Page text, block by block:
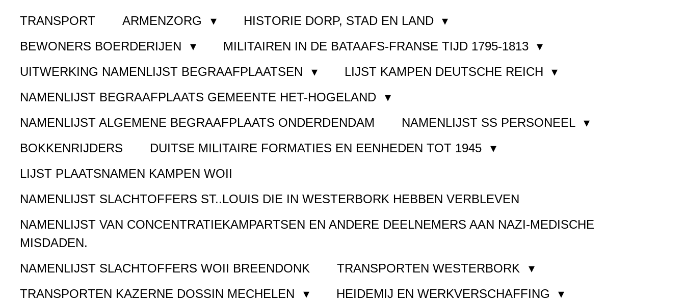
TRANSPORT
ARMENZORG
HISTORIE DORP, STAD EN LAND
BEWONERS BOERDERIJEN
MILITAIREN IN DE BATAAFS-FRANSE TIJD 1795-1813
UITWERKING NAMENLIJST BEGRAAFPLAATSEN
LIJST KAMPEN DEUTSCHE REICH
NAMENLIJST BEGRAAFPLAATS GEMEENTE HET-HOGELAND
NAMENLIJST ALGEMENE BEGRAAFPLAATS ONDERDENDAM
NAMENLIJST SS PERSONEEL
BOKKENRIJDERS
DUITSE MILITAIRE FORMATIES EN EENHEDEN TOT 1945
LIJST PLAATSNAMEN KAMPEN WOII
NAMENLIJST SLACHTOFFERS ST..LOUIS DIE IN WESTERBORK HEBBEN VERBLEVEN
NAMENLIJST VAN CONCENTRATIEKAMPARTSEN EN ANDERE DEELNEMERS AAN NAZI-MEDISCHE
MISDADEN.
NAMENLIJST SLACHTOFFERS WOII BREENDONK
TRANSPORTEN WESTERBORK
TRANSPORTEN KAZERNE DOSSIN MECHELEN
HEIDEMIJ EN WERKVERSCHAFFING